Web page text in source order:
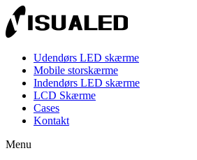
Udendørs LED skærme
Mobile storskærme
Indendørs LED skærme
LCD Skærme
Cases
Kontakt
Menu